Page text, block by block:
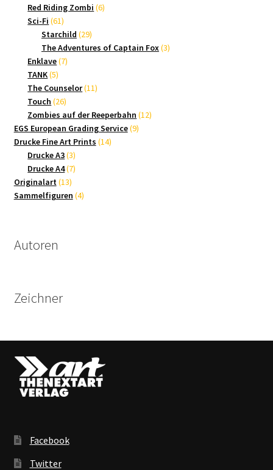
Produkte
Red Riding Zombi 66
Sci-Fi 6161
Produkte
Starchild 2929
Produkte
The Adventures of Captain Fox 33
Enklave 77
TANK 55
Produkte
The Counselor 1111
Touch 2626
Produkte
Zombies auf der Reeperbahn 1212
EGS European Grading Service 99
Drucke Fine Art Prints 1414
Drucke A3 33
Produkte
Drucke A4 77
Originalart 1313
Produkte
Sammelfiguren 44
Autoren
Zeichner
Facebook
Twitter